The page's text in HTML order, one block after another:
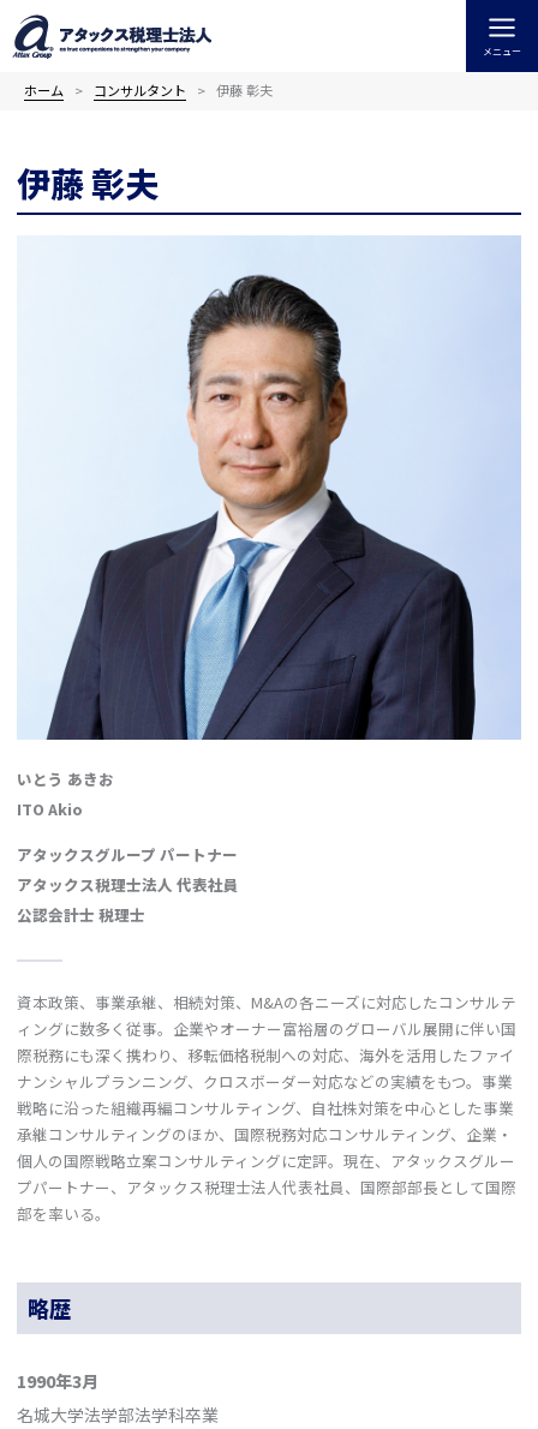
容
を
メニュー
ホーム コンサルタント 伊藤 彰夫
伊藤 彰夫
いとう あきお
ITO Akio
アタックスグループ パートナー
アタックス税理士法人 代表社員
公認会計士 税理士
資本政策、事業承継、相続対策、M&Aの各ニーズに対応したコンサルテ
ィングに数多く従事。企業やオーナー富裕層のグローバル展開に伴い国
際税務にも深く携わり、移転価格税制への対応、海外を活用したファイ
ナンシャルプランニング、クロスボーダー対応などの実績をもつ。事業
戦略に沿った組織再編コンサルティング、自社株対策を中心とした事業
承継コンサルティングのほか、国際税務対応コンサルティング、企業・
個人の国際戦略立案コンサルティングに定評。現在、アタックスグルー
プパートナー、アタックス税理士法人代表社員、国際部部長として国際
部を率いる。
略歴
1990年3月
名城大学法学部法学科卒業